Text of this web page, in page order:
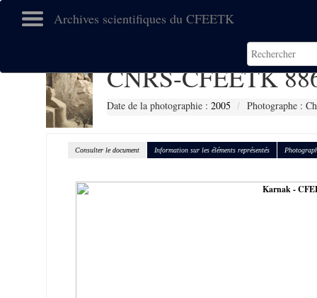
Archives scientifiques du CFEETK
CNRS-CFEETK
Date de la photographie : 2005 Photographe :
Consulter le document Information sur les éléments représentés